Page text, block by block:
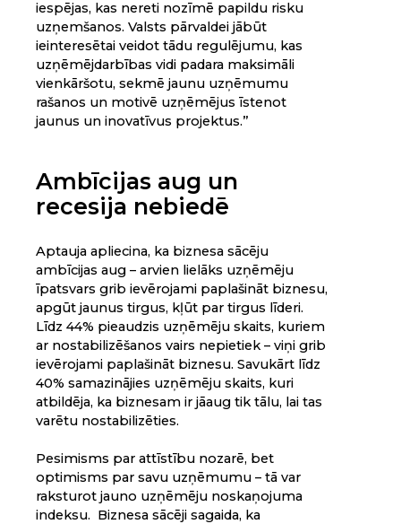
iespējas, kas nereti nozīmē papildu risku
uzņemšanos. Valsts pārvaldei jābūt
ieinteresētai veidot tādu regulējumu, kas
uzņēmējdarbības vidi padara maksimāli
vienkāršotu, sekmē jaunu uzņēmumu
rašanos un motivē uzņēmējus īstenot
jaunus un inovatīvus projektus.”
Ambīcijas aug un
recesija nebiedē
Aptauja apliecina, ka biznesa sācēju
ambīcijas aug – arvien lielāks uzņēmēju
īpatsvars grib ievērojami paplašināt biznesu,
apgūt jaunus tirgus, kļūt par tirgus līderi.
Līdz 44% pieaudzis uzņēmēju skaits, kuriem
ar nostabilizēšanos vairs nepietiek – viņi grib
ievērojami paplašināt biznesu. Savukārt līdz
40% samazinājies uzņēmēju skaits, kuri
atbildēja, ka biznesam ir jāaug tik tālu, lai tas
varētu nostabilizēties.
Pesimisms par attīstību nozarē, bet
optimisms par savu uzņēmumu – tā var
raksturot jauno uzņēmēju noskaņojuma
indeksu. Biznesa sācēji sagaida, ka